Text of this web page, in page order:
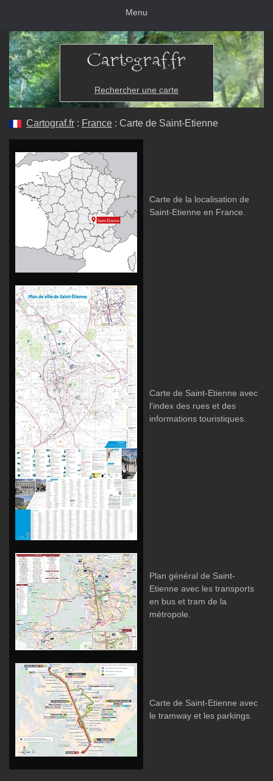
Menu
Rechercher une carte
Cartograf.fr : France : Carte de Saint-Etienne
Carte de la localisation de
Saint-Etienne en France.
Carte de Saint-Etienne avec
l'index des rues et des
informations touristiques.
Plan général de Saint-
Etienne avec les transports
en bus et tram de la
métropole.
Carte de Saint-Etienne avec
le tramway et les parkings.